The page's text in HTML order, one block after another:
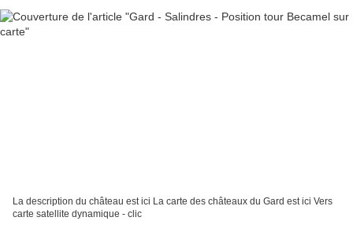
La description du château est ici La carte des châteaux du Gard est ici Vers
carte satellite dynamique - clic